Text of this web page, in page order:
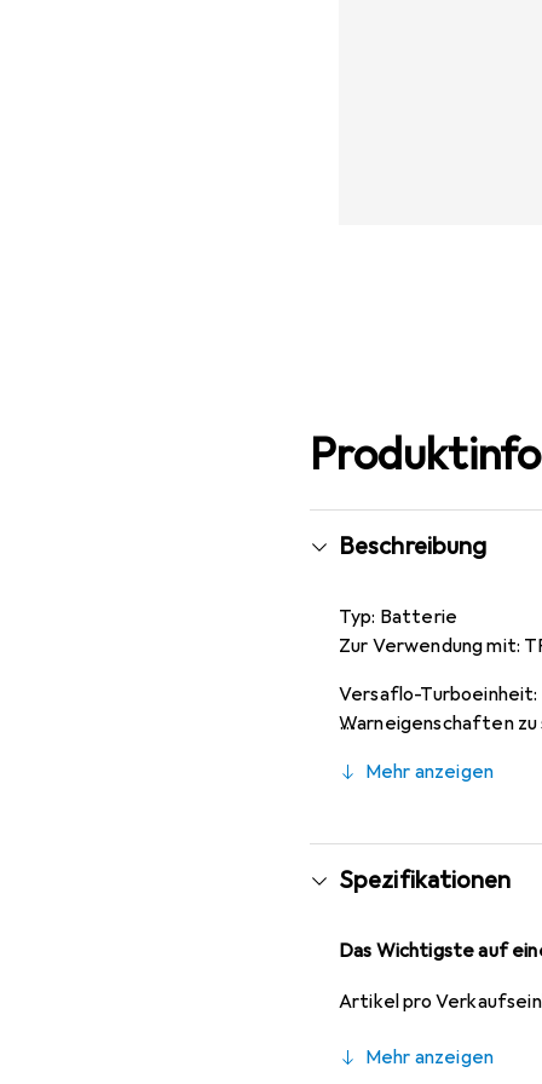
Beschreibung
Typ: Batterie
Zur Verwendung mit:
Versaflo-Turboeinheit:
Warneigenschaften
separat erhältlich.
dem Träger
Gesichtsschutz.
Ladegeräte, Filter und
Mehr anzeigen
Spezifikationen
Das Wichtigste auf
Artikel pro
Mehr anzeigen